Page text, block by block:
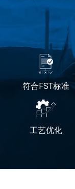
符合FST标准
工艺优化